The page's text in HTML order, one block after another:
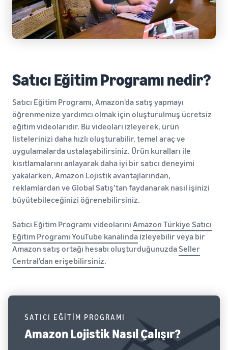
Satıcı Eğitim Programı nedir?
Satıcı Eğitim Programı, Amazon'da satış yapmayı
öğrenmenize yardımcı olmak için oluşturulmuş ücretsiz
eğitim videolarıdır. Bu videoları izleyerek, ürün
listelerinizi daha hızlı oluşturabilir, temel araç ve
uygulamalarda ustalaşabilirsiniz. Ürün kuralları ile
kısıtlamalarını anlayarak daha iyi bir satıcı deneyimi
yakalarken, Amazon Lojistik avantajlarından,
reklamlardan ve Global Satış’tan faydanarak nasıl işinizi
büyütebileceğinizi öğrenebilirsiniz.
Satıcı Eğitim Programı videolarını Amazon Türkiye Satıcı
Eğitim Programı YouTube kanalında izleyebilir veya bir
Amazon satış ortağı hesabı oluşturduğunuzda Seller
Central'dan erişebilirsiniz.
SATICI EĞİTİM PROGRAMI
Amazon Lojistik Nasıl Çalışır?